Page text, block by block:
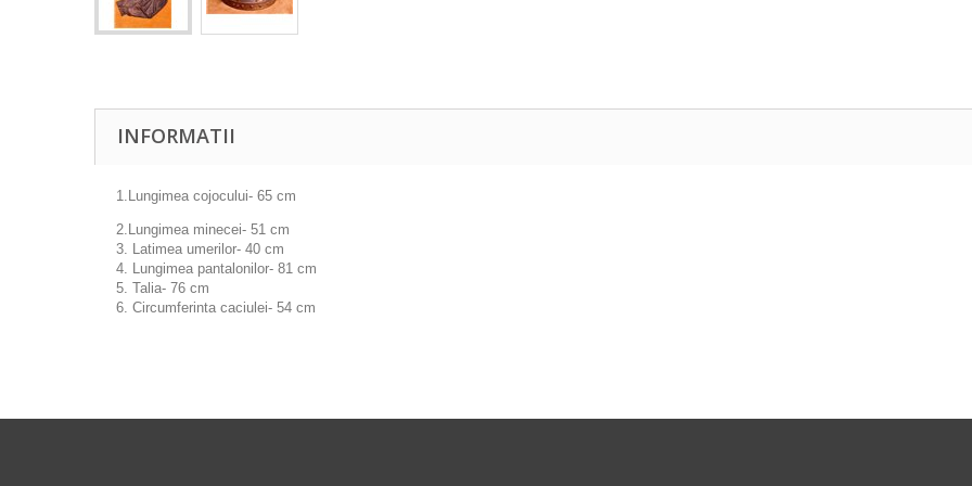
INFORMATII
1.Lungimea cojocului- 65 сm
2.Lungimea minecei- 51 сm
3. Latimea umerilor- 40 сm
4. Lungimea pantalonilor- 81 сm
5. Talia- 76 сm
6. Circumferinta caciulei- 54 сm